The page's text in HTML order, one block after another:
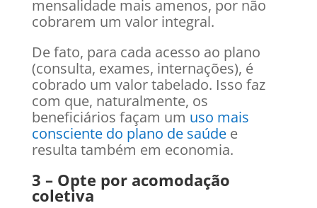
mensalidade mais amenos, por não
cobrarem um valor integral.
De fato, para cada acesso ao plano
(consulta, exames, internações), é
cobrado um valor tabelado. Isso faz
com que, naturalmente, os
beneficiários façam um uso mais
consciente do plano de saúdee
resulta também em economia.
3 – Opte por acomodação
coletiva